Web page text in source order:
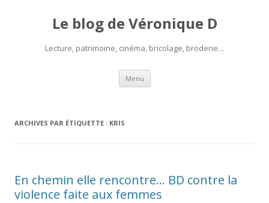
Le blog de Véronique D
Lecture, patrimoine, cinéma, bricolage, broderie…
Menu Aller
contenu
ARCHIVES PAR ÉTIQUETTE : KRIS
En chemin elle rencontre… BD contre la
violence faite aux femmes